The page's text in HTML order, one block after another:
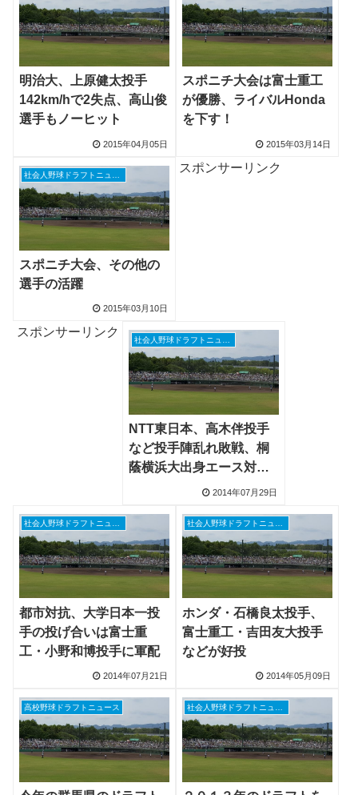
明治大、上原健太投手
142km/hで2失点、高山俊
選手もノーヒット
2015年04月05日
スポニチ大会は富士重工
が優勝、ライバルHonda
を下す！
2015年03月14日
社会人野球ドラフトニュース
スポニチ大会、その他の
選手の活躍
2015年03月10日
スポンサーリンク
スポンサーリンク
NTT東日本、高木伴投手
など投手陣乱れ敗戦、桐
蔭横浜大出身エース対決
2014年07月29日
都市対抗、大学日本一投
手の投げ合いは富士重
工・小野和博投手に軍配
2014年07月21日
ホンダ・石橋良太投手、
富士重工・吉田友大投手
などが好投
2014年05月09日
高校野球ドラフトニュース